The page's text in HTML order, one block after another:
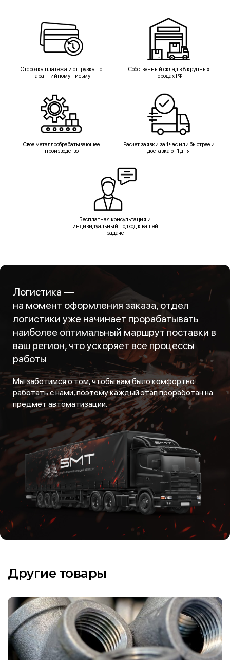
Отсрочка платежа и отгрузка по
гарантийному письму
Собственный склад в 8 крупных
городах РФ
Свое металлообрабатывающее
производство
Расчет заявки за 1 час или быстрее и
доставка от 1 дня
Бесплатная консультация и
индивидуальный подход к вашей
задаче
Логистика —
на момент оформления заказа, отдел
логистики уже начинает прорабатывать
наиболее оптимальный маршрут поставки в
ваш регион, что ускоряет все процессы
работы
Мы заботимся о том, чтобы вам было комфортно
работать с нами, поэтому каждый этап проработан на
предмет автоматизации.
Другие товары